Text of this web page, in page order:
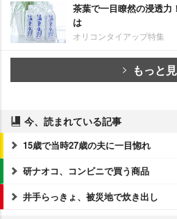
茶葉で一目瞭然の浸透力
は
オリコンタイアップ特集
もっと
今、読まれている記事
15歳で当時27歳の夫に一目惚れ
研ナオコ、コンビニで買う商品
井手らっきょ、被災地で炊き出し